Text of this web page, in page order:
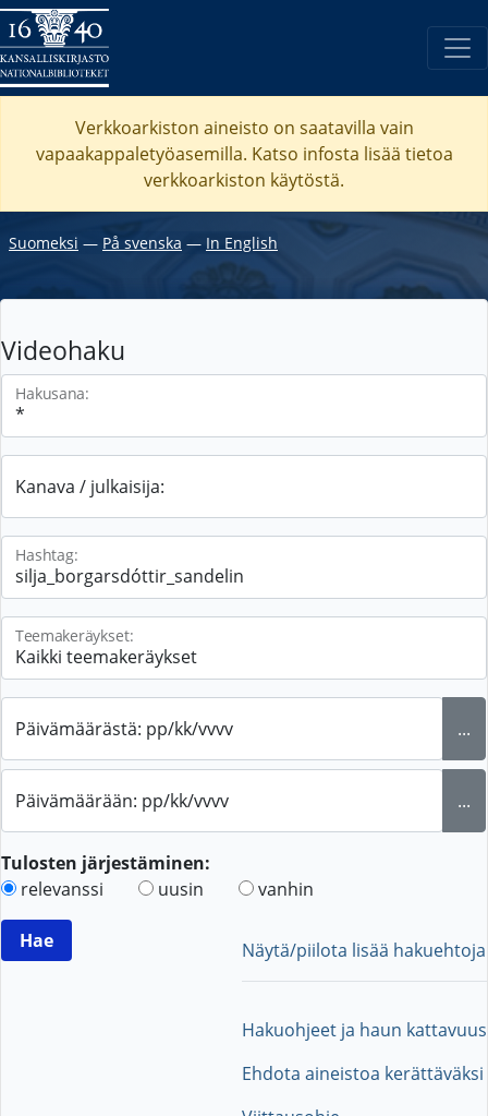
Verkkoarkiston aineisto on saatavilla vain
vapaakappaletyöasemilla. Katso infosta lisää tietoa
verkkoarkiston käytöstä.
Suomeksi ― På svenska ― In English
Videohaku
Hakusana:
Kanava / julkaisija:
Hashtag:
Teemakeräykset:
Päivämäärästä: pp/kk/vvvv ...
Päivämäärään: pp/kk/vvvv ...
Tulosten järjestäminen:
relevanssi
uusin vanhin
Näytä/piilota lisää hakuehtoja
Hakuohjeet ja haun kattavuus
Ehdota aineistoa kerättäväksi